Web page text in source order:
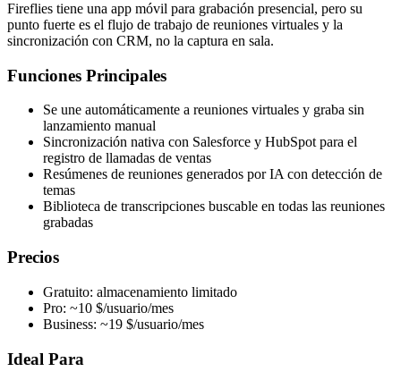
Fireflies tiene una app móvil para grabación presencial, pero su
punto fuerte es el flujo de trabajo de reuniones virtuales y la
sincronización con CRM, no la captura en sala.
Funciones Principales
Se une automáticamente a reuniones virtuales y graba sin
lanzamiento manual
Sincronización nativa con Salesforce y HubSpot para el
registro de llamadas de ventas
Resúmenes de reuniones generados por IA con detección de
temas
Biblioteca de transcripciones buscable en todas las reuniones
grabadas
Precios
Gratuito: almacenamiento limitado
Pro: ~10 $/usuario/mes
Business: ~19 $/usuario/mes
Ideal Para